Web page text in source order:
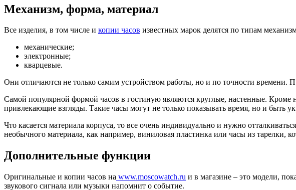
Механизм, форма, материал
Все изделия, в том числе и копии часов известных марок делятся по типам
механические;
электронные;
кварцевые.
Они отличаются не только самим устройством работы, но и по точности времени.
Самой популярной формой часов в гостиную являются круглые, настенные. Кроме
привлекающие взгляды. Такие часы могут не только показывать время, но и быть
Что касается материала корпуса, то все очень индивидуально и нужно
необычного материала, как например, виниловая пластинка или часы из тарелки,
Дополнительные функции
Оригинальные и копии часов на www.moscowatch.ru и в магазине – это модели,
звукового сигнала или музыки напомнит о событие.